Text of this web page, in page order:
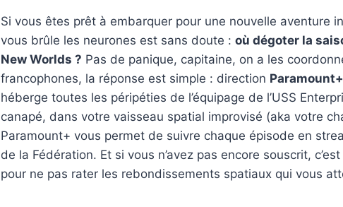
Si vous êtes prêt à embarquer pour une nouvelle aventure
vous brûle les neurones est sans doute : où dégoter la
New Worlds ? Pas de panique, capitaine, on a les
francophones, la réponse est simple : direction Paramount+
héberge toutes les péripéties de l’équipage de l’USS
canapé, dans votre vaisseau spatial improvisé (aka votre
Paramount+ vous permet de suivre chaque épisode en
de la Fédération. Et si vous n’avez pas encore souscrit,
pour ne pas rater les rebondissements spatiaux qui vous